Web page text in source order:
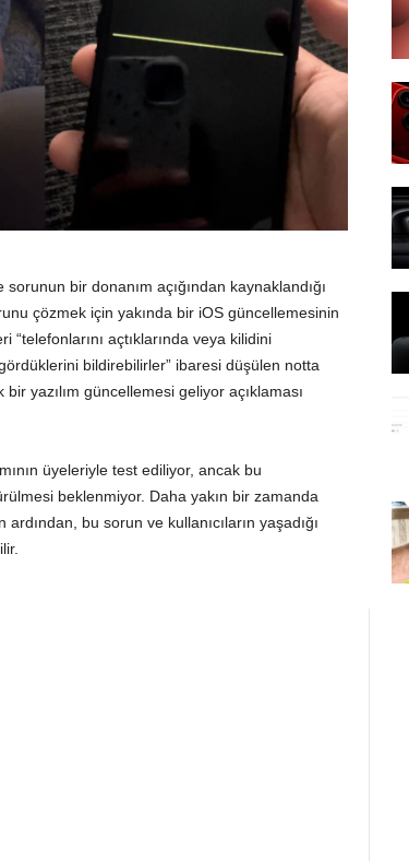
bir donanım açığından kaynaklandığı
çözmek için yakında bir iOS güncellemesinin
“telefonlarını açtıklarında veya kilidini
bildirebilirler” ibaresi düşülen notta
yazılım güncellemesi geliyor açıklaması
üyeleriyle test ediliyor, ancak bu
beklenmiyor. Daha yakın bir zamanda
bu sorun ve kullanıcıların yaşadığı